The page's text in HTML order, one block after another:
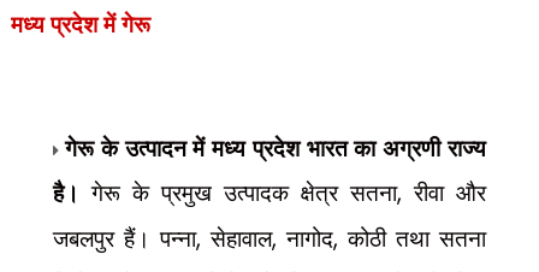
मध्य प्रदेश में गेरू
गेरू के उत्पादन में मध्य प्रदेश भारत का अग्रणी राज्य
है।गेरू के प्रमुख उत्पादक क्षेत्र सतना,रीवा और
जबलपुर हैं। पन्ना,सेहावाल,नागोद,कोठी तथा सतना